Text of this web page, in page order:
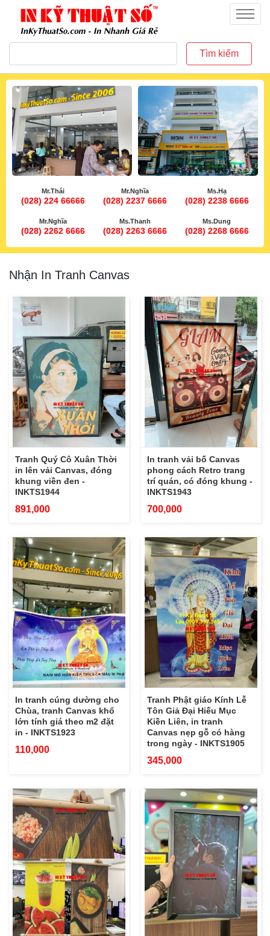
inkythuatso.com
Menu
Tìm kiếm
Mr.Thái
(028) 224 66666
Mr.Nghĩa
(028) 2237 6666
Ms.Hạ
(028) 2238 6666
Mr.Nghĩa
(028) 2262 6666
Ms.Thanh
(028) 2263 6666
Ms.Dung
(028) 2268 6666
Nhận In Tranh Canvas
Tranh Quý Cô Xuân Thời
in lên vải Canvas, đóng
khung viền đen -
INKTS1944
891,000
In tranh vải bố Canvas
phong cách Retro trang
trí quán, có đóng khung -
INKTS1943
700,000
In tranh cúng dường cho
Chùa, tranh Canvas khổ
lớn tính giá theo m2 đặt
in - INKTS1923
110,000
Tranh Phật giáo Kính Lễ
Tôn Giả Đại Hiếu Mục
Kiền Liên, in tranh
Canvas nẹp gỗ có hàng
trong ngày - INKTS1905
345,000